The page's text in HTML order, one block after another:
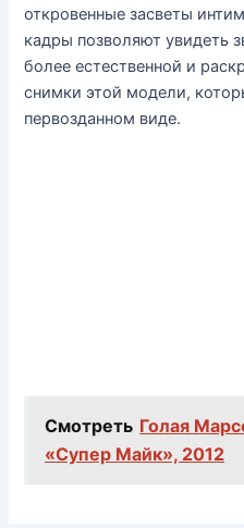
откровенные засветы
кадры позволяют увидеть
более естественной и
снимки этой модели,
первозданном виде.
Смотреть Голая
«Супер Майк», 2012